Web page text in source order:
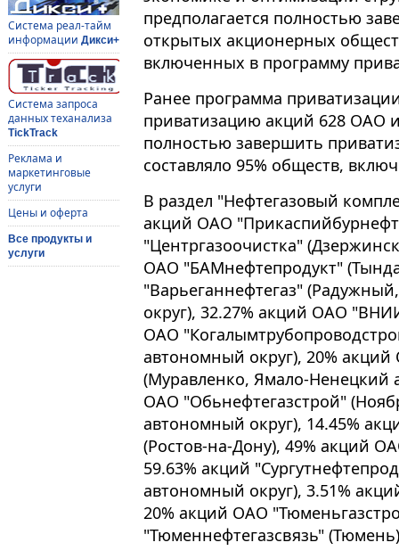
Система реал-тайм
информации Дикси+
Система запроса
данных теханализа
TickTrack
Реклама и
маркетинговые
услуги
Цены и оферта
Все продукты и
услуги
предполагается полностью
открытых акционерных
включенных в программу
Ранее программа
приватизацию акций 628 ОАО
полностью завершить
составляло 95% обществ,
В раздел "Нефтегазовый
акций ОАО
"Центргазоочистка"
ОАО "БАМнефтепродукт"
"Варьеганнефтегаз"
округ), 32.27% акций ОАО
ОАО
автономный округ), 20%
(Муравленко, Ямало-Ненецкий
ОАО "Обьнефтегазстрой"
автономный округ), 14.45%
(Ростов-на-Дону), 49% акций
59.63% акций
автономный округ), 3.51%
20% акций ОАО
"Тюменнефтегазсвязь"